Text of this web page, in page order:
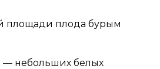
площади плода бурым
— небольших белых